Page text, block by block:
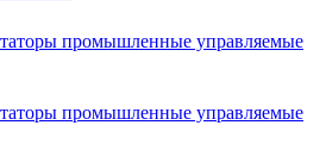
промышленные управляемые
промышленные управляемые